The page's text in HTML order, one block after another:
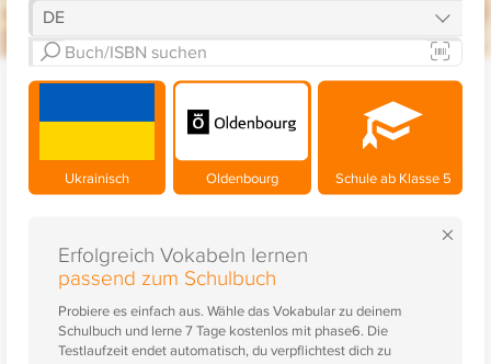
Ukrainisch Oldenbourg Schule ab Klasse 5
×
Erfolgreich Vokabeln lernen
passend zum Schulbuch
Probiere es einfach aus. Wähle das Vokabular zu deinem
Schulbuch und lerne 7 Tage kostenlos mit phase6. Die
Testlaufzeit endet automatisch, du verpflichtest dich zu